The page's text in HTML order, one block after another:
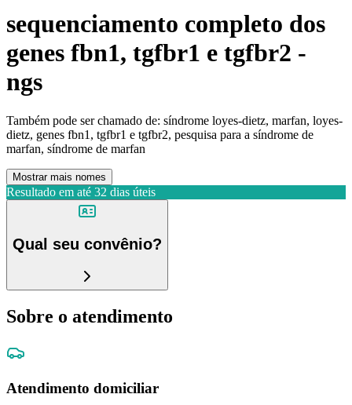
sequenciamento completo dos
genes fbn1, tgfbr1 e tgfbr2 -
ngs
Também pode ser chamado de: síndrome loyes-dietz, marfan, loyes-
dietz, genes fbn1, tgfbr1 e tgfbr2, pesquisa para a síndrome de
marfan, síndrome de marfan
Mostrar mais nomes
Resultado em até 32 dias úteis
Qual seu convênio?
Sobre o atendimento
Atendimento domiciliar